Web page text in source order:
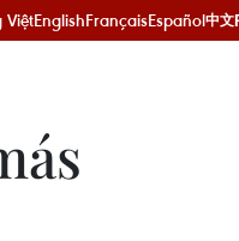
ViệtEnglishFrançaisEspañol中文